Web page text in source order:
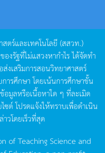
ตร์และเทคโนโลยี (สสวท.)
งรัฐที่ไม่แสวงหากำไรได้จัดทำ
ส่งเสริมการสอนวิทยาศาสตร์
ารศึกษา โดยเน้นการศึกษาขั้น
มูลหรือเนื้อหาใด ๆ ที่ละเมิด
ซต์โปรดแจ้งให้ทราบเพื่อดำเนิน
วโดยเร็วที่สุด
of Teaching Science and